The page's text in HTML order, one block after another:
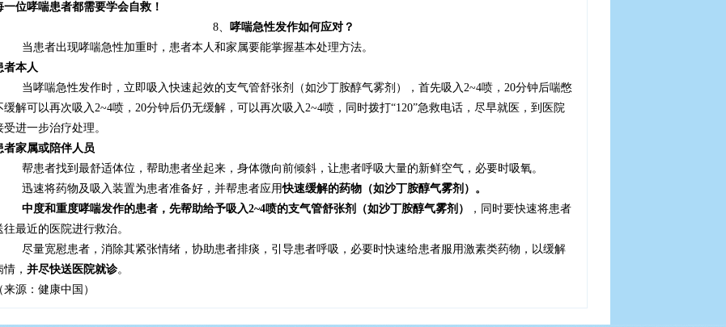
一位哮喘患者都需要学会自救！
8、 哮喘急性发作如何应对？
当患者出现哮喘急性加重时，患者本人和家属要能掌握基本处理方法。
者本人
当哮喘急性发作时，立即吸入快速起效的支气管舒张剂（如沙丁胺醇气雾剂），首先吸入2~4喷，20分钟后喘憋
缓解可以再次吸入2~4喷， 20分钟后仍无缓解，可以再次吸入2~4喷，同时拨打“120”急救电话，尽早就医，到医院
受进一步治疗处理。
者家属或陪伴人员
帮患者找到最舒适体位，帮助患者坐起来，身体微向前倾斜，让患者呼吸大量的新鲜空气，必要时吸氧。
迅速将药物及吸入装置为患者准备好，并帮患者应用快速缓解的药物（如沙丁胺醇气雾剂）。
中度和重度哮喘发作的患者，先帮助给予吸入2~4喷的支气管舒张剂（如沙丁胺醇气雾剂）
，同时要快速将患者
往最近的医院进行救治。
尽量宽慰患者，消除其紧张情绪，协助患者排痰，引导患者呼吸，必要时快速给患者服用激素类药物，以缓解
情， 并尽快送医院就诊。
来源：健康中国）